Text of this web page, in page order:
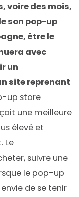
voire des mois,
son pop-up
être le
avec
un
site reprenant
up store
une meilleure
élevé et
Le
suivre une
le pop-up
de se tenir